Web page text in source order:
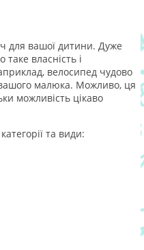
для вашої дитини. Дуже
власність і
велосипед чудово
малюка. Можливо, ця
можливість цікаво
та види: